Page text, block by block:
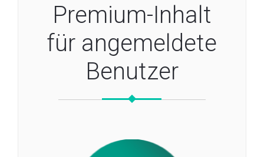
Premium-Inhalt
für angemeldete
Benutzer